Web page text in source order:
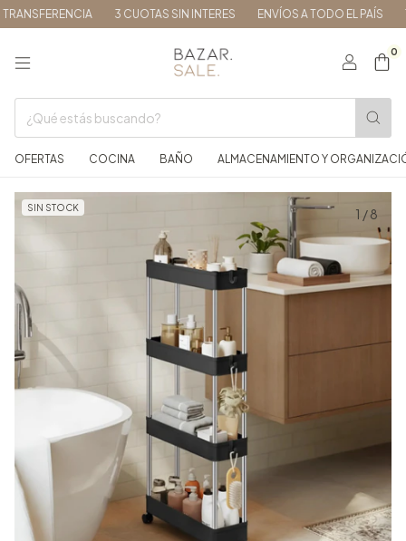
3 CUOTAS SIN INTERES ENVÍOS A TODO EL PAÍS
0
OFERTAS COCINA BAÑO ALMACENAMIENTO Y
SIN STOCK 1 /8